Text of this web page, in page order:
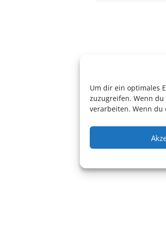
Um dir ein optimales
zuzugreifen. Wenn
verarbeiten. Wenn